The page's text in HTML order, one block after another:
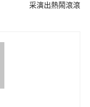
采演出熱鬧滾滾